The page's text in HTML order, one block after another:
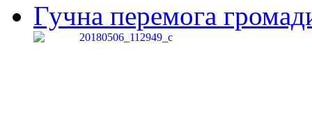
Гучна перемога